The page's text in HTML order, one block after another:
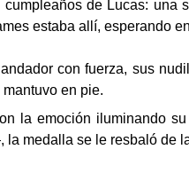
de Lucas: una
estaba allí, esperando
con fuerza, sus
en pie.
la emoción iluminando
medalla se le resbaló de